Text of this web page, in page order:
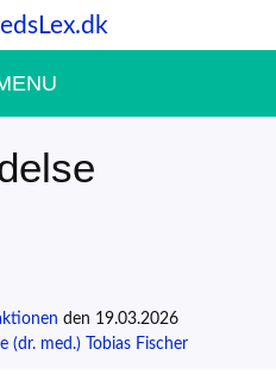
den 19.03.2026
(dr. med.) Tobias Fischer